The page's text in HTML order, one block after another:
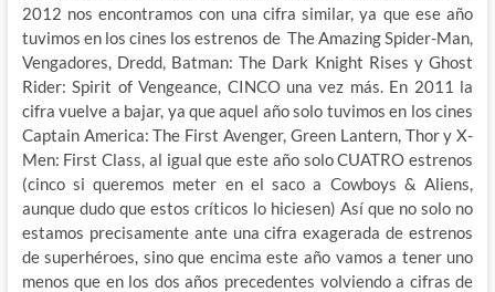
2012 nos encontramos con una cifra similar, ya que ese año
tuvimos en los cines los estrenos de The Amazing Spider-Man,
Vengadores, Dredd, Batman: The Dark Knight Rises y Ghost
Rider: Spirit of Vengeance, CINCO una vez más. En 2011 la
cifra vuelve a bajar, ya que aquel año solo tuvimos en los cines
Captain America: The First Avenger, Green Lantern, Thor y X-
Men: First Class, al igual que este año solo CUATRO estrenos
(cinco si queremos meter en el saco a Cowboys & Aliens,
aunque dudo que estos críticos lo hiciesen) Así que no solo no
estamos precisamente ante una cifra exagerada de estrenos
de superhéroes, sino que encima este año vamos a tener uno
menos que en los dos años precedentes volviendo a cifras de